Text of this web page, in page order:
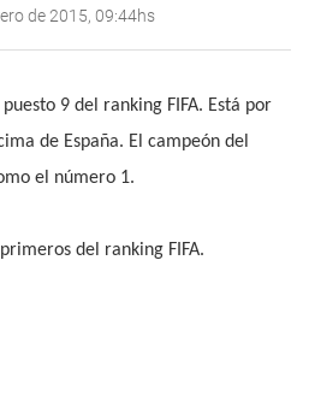
de 2015, 09:44hs
9 del ranking FIFA. Está por
de España. El campeón del
el número 1.
del ranking FIFA.